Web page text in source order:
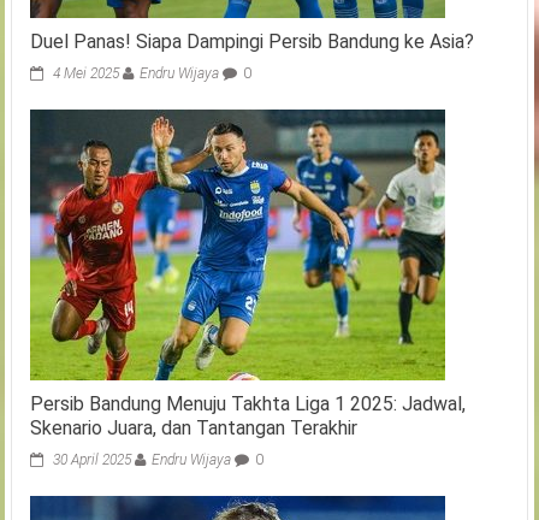
Duel Panas! Siapa Dampingi Persib Bandung ke Asia?
4 Mei 2025 Endru Wijaya 0
Persib Bandung Menuju Takhta Liga 1 2025: Jadwal,
Skenario Juara, dan Tantangan Terakhir
30 April 2025 Endru Wijaya 0